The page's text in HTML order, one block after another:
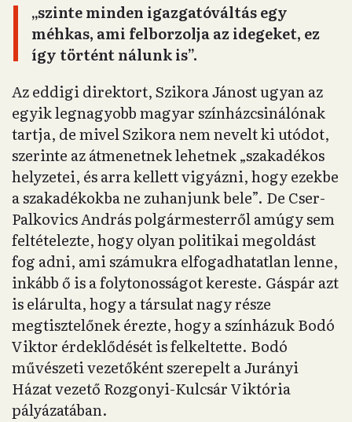
„szinte minden igazgatóváltás egy
méhkas, ami felborzolja az idegeket, ez
így történt nálunk is”.
Az eddigi direktort, Szikora Jánost ugyan az
egyik legnagyobb magyar színházcsinálónak
tartja, de mivel Szikora nem nevelt ki utódot,
szerinte az átmenetnek lehetnek „szakadékos
helyzetei, és arra kellett vigyázni, hogy ezekbe
a szakadékokba ne zuhanjunk bele”. De Cser-
Palkovics András polgármesterről amúgy sem
feltételezte, hogy olyan politikai megoldást
fog adni, ami számukra elfogadhatatlan lenne,
inkább ő is a folytonosságot kereste. Gáspár azt
is elárulta, hogy a társulat nagy része
megtisztelőnek érezte, hogy a színházuk Bodó
Viktor érdeklődését is felkeltette. Bodó
művészeti vezetőként szerepelt a Jurányi
Házat vezető Rozgonyi-Kulcsár Viktória
pályázatában.